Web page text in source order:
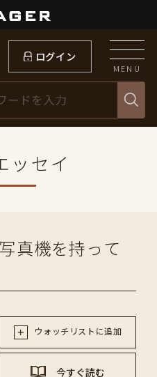
ログイン
MENU
ッセイ
機を持って
ウォッチリストに追加
今すぐ読む